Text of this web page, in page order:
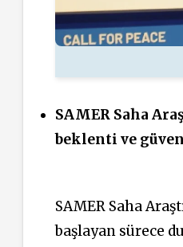
SAMER Saha
beklenti ve
SAMER Saha
başlayan sürece